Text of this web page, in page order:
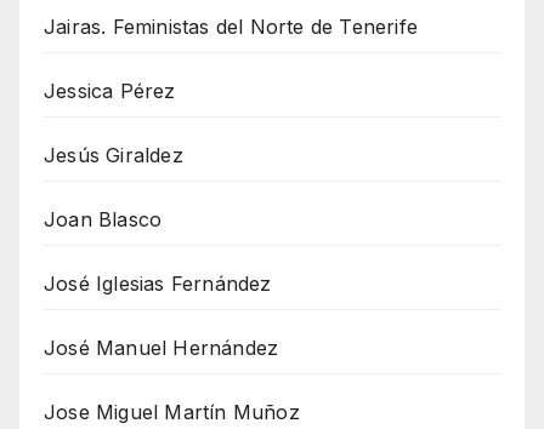
Jairas. Feministas del Norte de Tenerife
Jessica Pérez
Jesús Giraldez
Joan Blasco
José Iglesias Fernández
José Manuel Hernández
Jose Miguel Martín Muñoz